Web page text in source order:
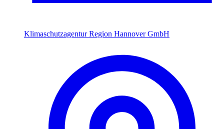
Klimaschutzagentur Region Hannover GmbH